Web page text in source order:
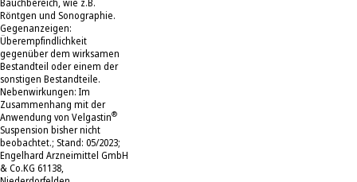
Röntgen und Sonographie.
Gegenanzeigen:
Überempfindlichkeit
gegenüber dem wirksamen
Bestandteil oder einem der
sonstigen Bestandteile.
Nebenwirkungen: Im
Zusammenhang mit der
Anwendung von Velgastin®
Suspension bisher nicht
beobachtet.; Stand: 05/2023;
Engelhard Arzneimittel GmbH
& Co.KG 61138,